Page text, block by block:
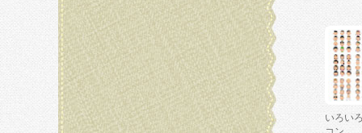
いろい